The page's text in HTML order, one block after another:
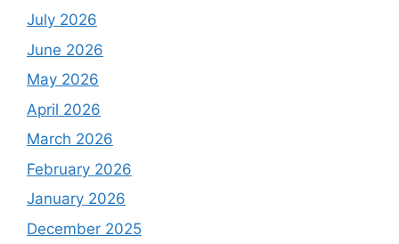
July 2026
June 2026
May 2026
April 2026
March 2026
February 2026
January 2026
December 2025